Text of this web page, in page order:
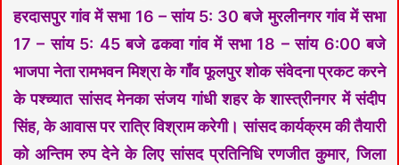
हरदासपुर गांव में सभा 16 – सांय 5: 30 बजे मुरलीनगर गांव में सभा
17 – सांय 5: 45 बजे ढकवा गांव में सभा 18 – सांय 6:00 बजे
भाजपा नेता रामभवन मिश्रा के गाँव फूलपुर शोक संवेदना प्रकट करने
के पश्च्यात सांसद मेनका संजय गांधी शहर के शास्त्रीनगर में संदीप
सिंह, के आवास पर रात्रि विश्राम करेगी। सांसद कार्यक्रम की तैयारी
को अन्तिम रुप देने के लिए सांसद प्रतिनिधि रणजीत कुमार, जिला